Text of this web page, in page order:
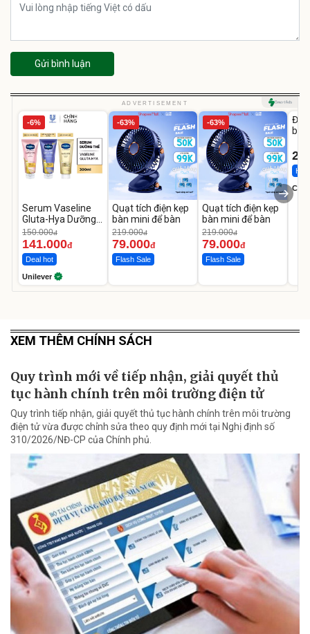
Gửi bình luận
ADVERTISEMENT
-6%
Serum Vaseline
Gluta-Hya Dưỡng
Da Sáng Mịn Sau 7
Ngày
150.000đ
141.000đ
Deal hot
Unilever
-63%
Quạt tích điện kẹp
bàn mini để bàn
219.000đ
79.000đ
Flash Sale
-63%
Quạt tích điện kẹp
bàn mini để bàn
219.000đ
79.000đ
Flash Sale
Đai
bé
Hot
XEM THÊM CHÍNH SÁCH
Quy trình mới về tiếp nhận, giải quyết thủ
tục hành chính trên môi trường điện tử
Quy trình tiếp nhận, giải quyết thủ tục hành chính trên môi trường
điện tử vừa được chỉnh sửa theo quy định mới tại Nghị định số
310/2026/NĐ-CP của Chính phủ.